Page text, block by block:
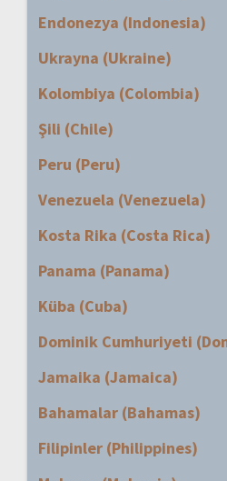
Endonezya (Indonesia)
Ukrayna (Ukraine)
Kolombiya (Colombia)
Şili (Chile)
Peru (Peru)
Venezuela (Venezuela)
Kosta Rika (Costa Rica)
Panama (Panama)
Küba (Cuba)
Dominik Cumhuriyeti
Jamaika (Jamaica)
Bahamalar (Bahamas)
Filipinler (Philippines)